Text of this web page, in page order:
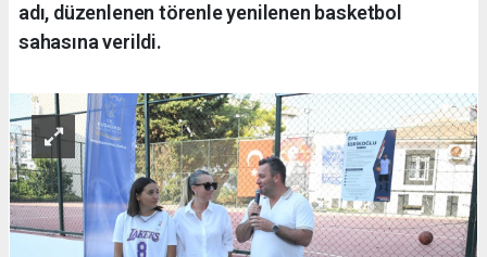
adı, düzenlenen törenle yenilenen basketbol
sahasına verildi.